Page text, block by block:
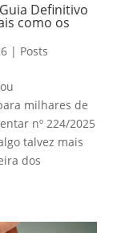
Definitivo
como os
| Posts
milhares de
nº 224/2025
talvez mais
dos